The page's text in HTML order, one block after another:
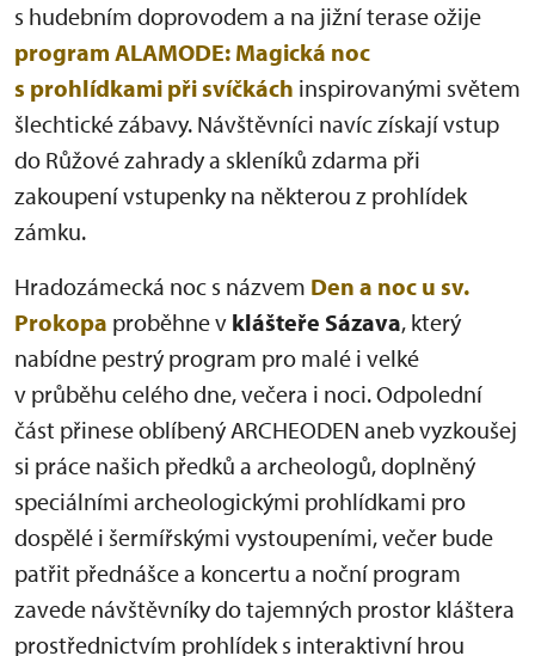
s hudebním doprovodem a na jižní terase ožije
program ALAMODE: Magická noc
s prohlídkami při svíčkách inspirovanými světem
šlechtické zábavy. Návštěvníci navíc získají vstup
do Růžové zahrady a skleníků zdarma při
zakoupení vstupenky na některou z prohlídek
zámku.
Hradozámecká noc s názvem Den a noc u sv.
Prokopa proběhne v klášteře Sázava, který
nabídne pestrý program pro malé i velké
v průběhu celého dne, večera i noci. Odpolední
část přinese oblíbený ARCHEODEN aneb vyzkoušej
si práce našich předků a archeologů, doplněný
speciálními archeologickými prohlídkami pro
dospělé i šermířskými vystoupeními, večer bude
patřit přednášce a koncertu a noční program
zavede návštěvníky do tajemných prostor kláštera
prostřednictvím prohlídek s interaktivní hrou